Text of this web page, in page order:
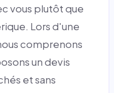
vous plutôt que
Lors d'une
comprenons
un devis
et sans